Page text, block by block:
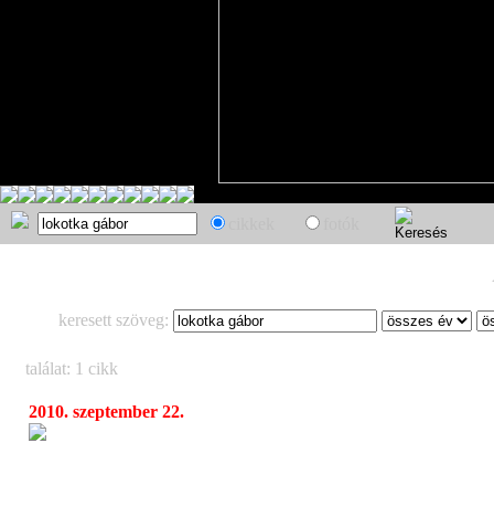
keresett szöveg:
találat: 1 cikk
2010. szeptember 22.